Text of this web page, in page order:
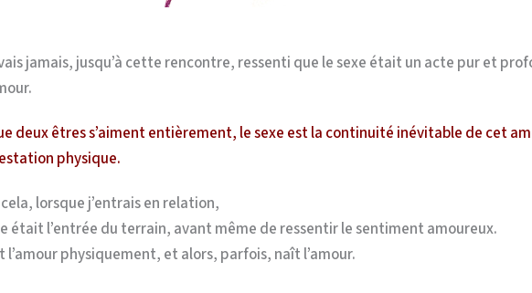
jamais, jusqu’à cette rencontre, ressenti que le sexe était un acte pur et
deux êtres s’aiment entièrement, le sexe est la continuité inévitable de cet
physique.
lorsque j’entrais en relation,
était l’entrée du terrain, avant même de ressentir le sentiment amoureux.
l’amour physiquement, et alors, parfois, naît l’amour.